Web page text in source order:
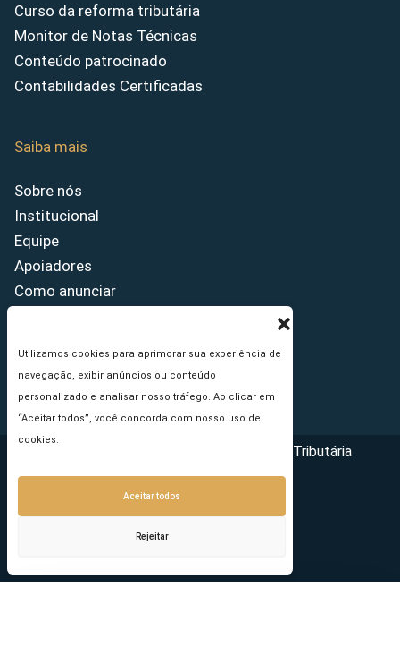
Utilizamos cookies para aprimorar sua experiência de
navegação, exibir anúncios ou conteúdo
personalizado e analisar nosso tráfego. Ao clicar em
“Aceitar todos”, você concorda com nosso uso de
cookies.
Aceitar todos
Rejeitar
Curso da reforma tributária
Monitor de Notas Técnicas
Conteúdo patrocinado
Contabilidades Certificadas
Saiba mais
Sobre nós
Institucional
Equipe
Apoiadores
Como anunciar
Princípios Editoriais
Copyright © 2026 - Portal da Reforma Tributária